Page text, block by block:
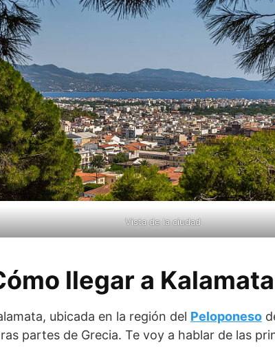
Vista de la ciudad
llegar a Kalamata
ubicada en la región del Peloponeso
partes de Grecia. Te voy a hablar de las